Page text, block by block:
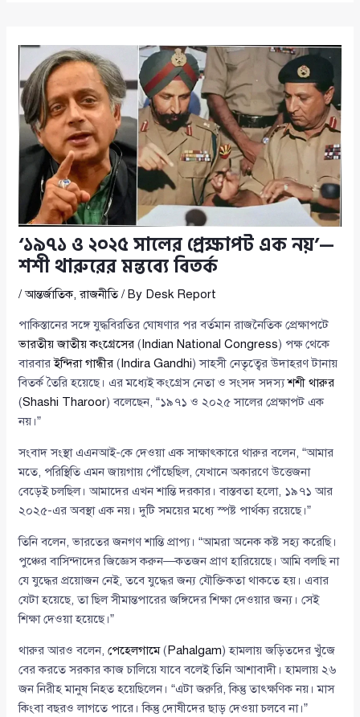
‘১৯৭১ ও ২০২৫ সালের প্রেক্ষাপট এক নয়’—
শশী থারুরের মন্তব্যে বিতর্ক
/আন্তর্জাতিক,রাজনীতি/ By Desk Report
পাকিস্তানের সঙ্গে যুদ্ধবিরতির ঘোষণার পর বর্তমান রাজনৈতিক প্রেক্ষাপটে
ভারতীয় জাতীয় কংগ্রেসের (Indian National Congress) পক্ষ থেকে
বারবারইন্দিরা গান্ধীর (Indira Gandhi) সাহসী নেতৃত্বের উদাহরণ টানায়
বিতর্ক তৈরি হয়েছে। এর মধ্যেই কংগ্রেস নেতা ও সংসদ সদস্যশশী থারুর
(Shashi Tharoor) বলেছেন, “১৯৭১ ও ২০২৫ সালের প্রেক্ষাপট এক
নয়।”
সংবাদ সংস্থা এএনআই-কে দেওয়া এক সাক্ষাৎকারে থারুর বলেন, “আমার
মতে, পরিস্থিতি এমন জায়গায় পৌঁছেছিল, যেখানে অকারণে উত্তেজনা
বেড়েই চলছিল। আমাদের এখন শান্তি দরকার। বাস্তবতা হলো, ১৯৭১ আর
২০২৫-এর অবস্থা এক নয়। দুটি সময়ের মধ্যে স্পষ্ট পার্থক্য রয়েছে।”
তিনি বলেন, ভারতের জনগণ শান্তি প্রাপ্য। “আমরা অনেক কষ্ট সহ্য করেছি।
পুঞ্চের বাসিন্দাদের জিজ্ঞেস করুন—কতজন প্রাণ হারিয়েছে। আমি বলছি না
যে যুদ্ধের প্রয়োজন নেই, তবে যুদ্ধের জন্য যৌক্তিকতা থাকতে হয়। এবার
যেটা হয়েছে, তা ছিল সীমান্তপারের জঙ্গিদের শিক্ষা দেওয়ার জন্য। সেই
শিক্ষা দেওয়া হয়েছে।”
থারুর আরও বলেন,পেহেলগামে(Pahalgam) হামলায় জড়িতদের খুঁজে
বের করতে সরকার কাজ চালিয়ে যাবে বলেই তিনি আশাবাদী। হামলায় ২৬
জন নিরীহ মানুষ নিহত হয়েছিলেন। “এটা জরুরি, কিন্তু তাৎক্ষণিক নয়। মাস
কিংবা বছরও লাগতে পারে। কিন্তু দোষীদের ছাড় দেওয়া চলবে না।”